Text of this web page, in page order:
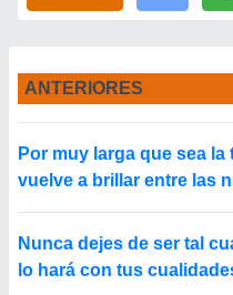
ANTERIORES
Por muy larga que sea
vuelve a brillar entre las
Nunca dejes de ser tal
lo hará con tus